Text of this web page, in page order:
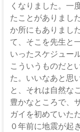
くなりました。一
たことがありまし
か所にもありまし
て、そこを先生と
いったスケジュー
こういうものだと
た。いいなあと思
と、それは自然な
豊かなところで、
ガイを初めていた
０年前に地震が起